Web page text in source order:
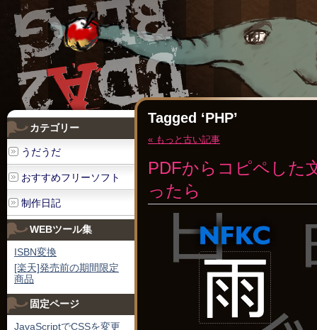
Tagged ‘PHP’
« もっと古い記事
PDFからコピペした
ったら
カテゴリー
うだうだ
おすすめフリーソフト
制作日記
WEBツール集
ISBN変換
[楽天]発売前の期間限定
商品
固定ページ
JavaScriptでCSSを変更